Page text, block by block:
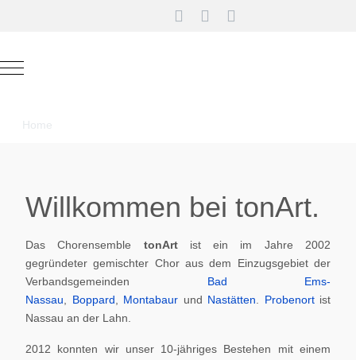
Mobile Menu Toggle
Home
Willkommen bei tonArt.
Das Chorensemble tonArt ist ein im Jahre 2002
gegründeter gemischter Chor aus dem Einzugsgebiet der
Verbandsgemeinden Bad Ems-
Nassau
Boppard Montabaur und Nastätten Probenortist
Nassau an der Lahn.
2012 konnten wir unser 10-jähriges Bestehen mit einem